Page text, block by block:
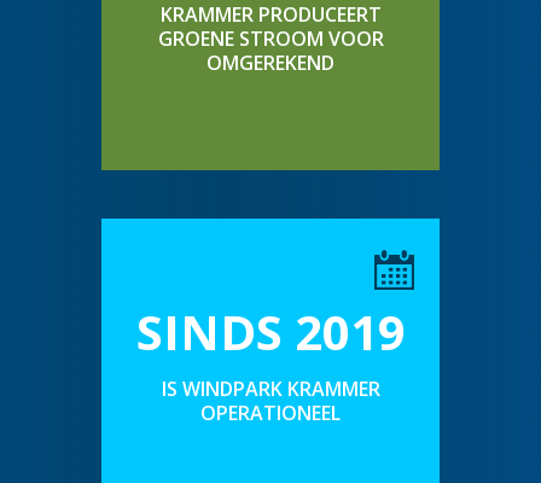
KRAMMER PRODUCEERT
GROENE STROOM VOOR
OMGEREKEND
SINDS 2019
IS WINDPARK KRAMMER
OPERATIONEEL